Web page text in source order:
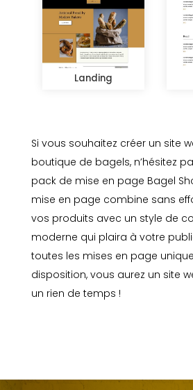
Si vous souhaitez créer un site
boutique de bagels, n’hésitez
pack de mise en page Bagel
mise en page combine sans
vos produits avec un style de
moderne qui plaira à votre
toutes les mises en page
disposition, vous aurez un site
un rien de temps !
Landing